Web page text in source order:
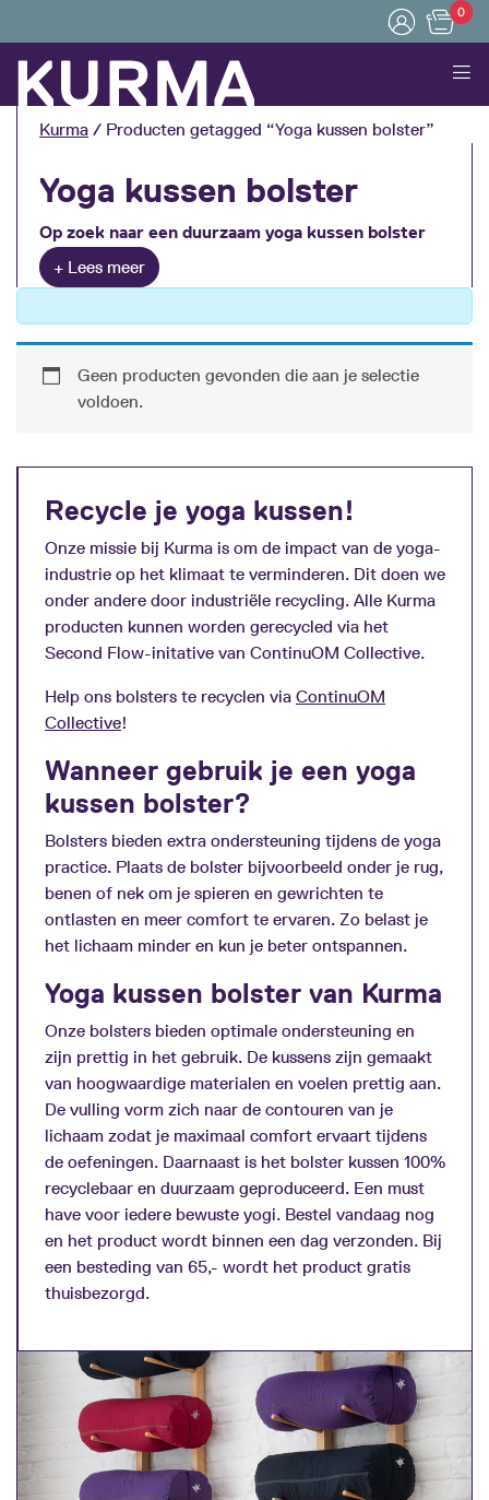
0
Kurma / Producten getagged “Yoga kussen bolster”
Yoga kussen bolster
Op zoek naar een duurzaam yoga kussen bolster
van goede kwaliteit? De bolsters van Kurma zijn
milieuvriendelijk geproduceerd en gaan een lange
gecertifieerd katoen en zijn gevuld met natuurlijk
boekweitkaf. Een must have voor de bewuste yogi!
Bekijk de yoga kussens bolster en bestel vandaag
Collapse
Geen producten gevonden die aan je selectie
voldoen.
Recycle je yoga kussen!
Onze missie bij Kurma is om de impact van de yoga-
industrie op het klimaat te verminderen. Dit doen we
onder andere door industriële recycling. Alle Kurma
producten kunnen worden gerecycled via het
Second Flow-initative van ContinuOM Collective.
Help ons bolsters te recyclen via ContinuOM
Collective!
Wanneer gebruik je een yoga
kussen bolster?
Bolsters bieden extra ondersteuning tijdens de yoga
practice. Plaats de bolster bijvoorbeeld onder je rug,
benen of nek om je spieren en gewrichten te
ontlasten en meer comfort te ervaren. Zo belast je
het lichaam minder en kun je beter ontspannen.
Yoga kussen bolster van Kurma
Onze bolsters bieden optimale ondersteuning en
zijn prettig in het gebruik. De kussens zijn gemaakt
van hoogwaardige materialen en voelen prettig aan.
De vulling vorm zich naar de contouren van je
lichaam zodat je maximaal comfort ervaart tijdens
de oefeningen. Daarnaast is het bolster kussen 100%
recyclebaar en duurzaam geproduceerd. Een must
have voor iedere bewuste yogi. Bestel vandaag nog
en het product wordt binnen een dag verzonden. Bij
een besteding van 65,- wordt het product gratis
thuisbezorgd.